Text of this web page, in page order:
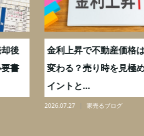
金利上昇で不動産価格はどう
変わる？売り時を見極めるポ
イントと...
2026.07.27 家売るブログ